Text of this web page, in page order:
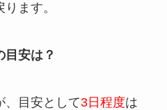
ます。
目安は？
、目安として3日程度は